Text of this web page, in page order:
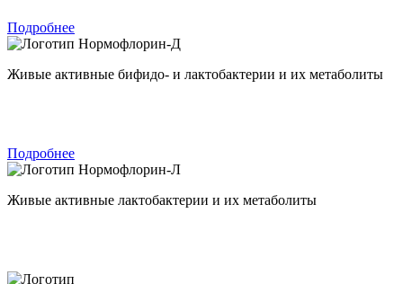
Подробнее
Нормофлорин-Д
Живые активные бифидо- и лактобактерии и их метаболиты
Подробнее
Нормофлорин-Л
Живые активные лактобактерии и их метаболиты